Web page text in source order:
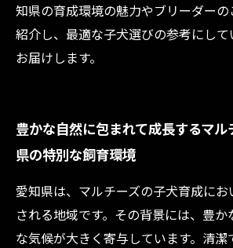
知県の育成環境の魅力やブリーダーの
紹介し、最適な子犬選びの参考にし
お届けします。
豊かな自然に包まれて成長するマ
県の特別な飼育環境
愛知県は、マルチーズの子犬育成に
される地域です。その背景には、豊
な気候が大きく寄与しています。清